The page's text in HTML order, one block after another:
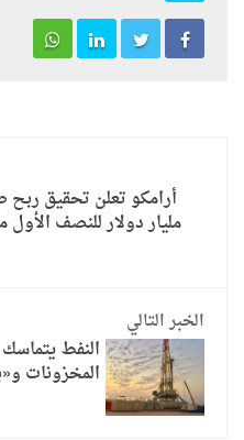
مليار دولار للنصف الأول
الخبر التالي
المخزونات